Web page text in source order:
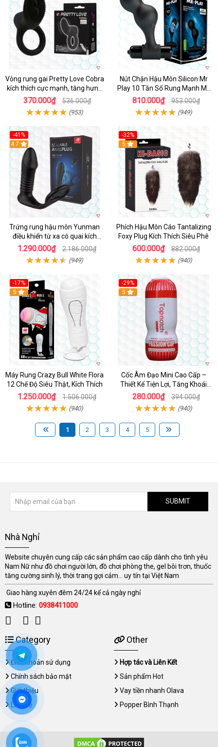
Vòng rung gai Pretty Love Cobra
kích thích cực mạnh, tăng hưng
phấn
370.000₫ 536.000₫
(953)
Nút Chặn Hậu Môn Silicon Mr
Play 10 Tần Số Rung Mạnh Mẽ
Kích Thích
810.000₫ 953.000₫
(949)
-41%
Hot
4.7
Trứng rung hậu môn Yunman
điều khiển từ xa có quai kích
thích
1.290.000₫ 2.186.000₫
(949)
-32%
Hot
5
Phích Hậu Môn Cáo Tantalizing
Foxy Plug Kích Thích Siêu Phê
600.000₫ 882.000₫
(940)
-17%
5
Máy Rung Crazy Bull White Flora
12 Chế Độ Siêu Thật, Kích Thích
1.250.000₫ 1.506.000₫
(940)
-29%
5
Cốc Âm Đạo Mini Cao Cấp –
Thiết Kế Tiện Lợi, Tăng Khoái
Cảm
280.000₫ 394.000₫
(940)
1 2 3 4 5
SUBMIT
Nhà Nghỉ
Website chuyên cung cấp các sản phẩm cao cấp dành cho tình yêu
Nam Nữ như đồ chơi người lớn, đồ chơi phòng the, gel bôi trơn, thuốc
tăng cường sinh lý, thời trang gợi cảm... uy tín tại Việt Nam
Giao hàng xuyên đêm 24/24 kể cả ngày nghỉ
Hotline: 0938411000
Category
Điều khoản sử dụng
Chính sách bảo mật
Giới thiệu
Liên hệ
Other
Hợp tác và Liên Kết
Sản phẩm Hot
Vay tiền nhanh Olava
Popper Bình Thạnh